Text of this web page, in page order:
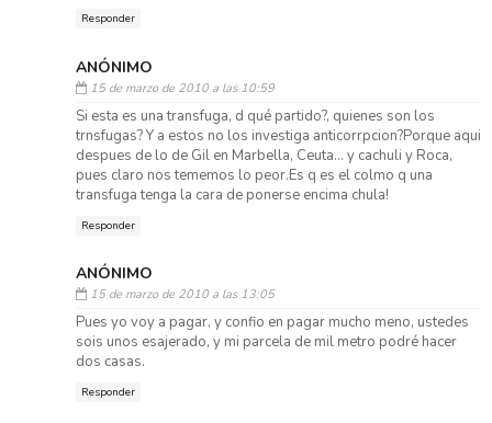
Responder
ANÓNIMO
15 de marzo de 2010 a las 10:59
Si esta es una transfuga, d qué partido?, quienes son los
trnsfugas? Y a estos no los investiga anticorrpcion?Porque aqui
despues de lo de Gil en Marbella, Ceuta... y cachuli y Roca,
pues claro nos tememos lo peor.Es q es el colmo q una
transfuga tenga la cara de ponerse encima chula!
Responder
ANÓNIMO
15 de marzo de 2010 a las 13:05
Pues yo voy a pagar, y confio en pagar mucho meno, ustedes
sois unos esajerado, y mi parcela de mil metro podré hacer
dos casas.
Responder